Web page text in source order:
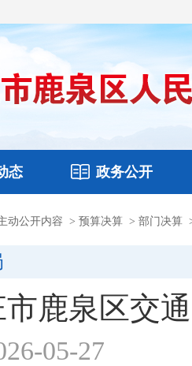
态
鹿泉要闻 图片新闻
政务公开
件 财政预决算
动公开内容 > 预算决算 > 部门决算
鹿泉区交
05-27